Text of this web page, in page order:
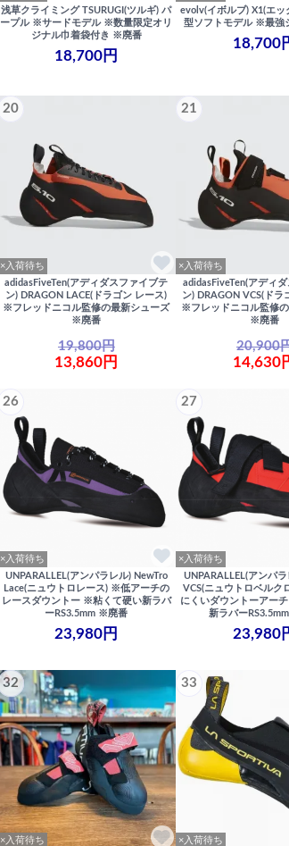
浅草クライミング TSURUGI(ツルギ) パ
ープル ※サードモデル ※数量限定オリ
ジナル巾着袋付き ※廃番
18,700円
evolv(イボルブ) X1(エ
型ソフトモデル ※最強
18,700
20
×入荷待ち
adidasFiveTen(アディダスファイブテ
ン) DRAGON LACE(ドラゴン レース)
※フレッドニコル監修の最新シューズ
※廃番
19,800円
13,860円
21
×入荷待ち
adidasFiveTen(アディ
ン) DRAGON VCS(ドラ
※フレッドニコル監修
※廃番
20,900
14,630
26
×入荷待ち
UNPARALLEL(アンパラレル) NewTro
Lace(ニュウトロレース) ※低アーチの
レースダウントー ※粘くて硬い新ラバ
ーRS3.5mm ※廃番
23,980円
27
×入荷待ち
UNPARALLEL(アンパ
VCS(ニュウトロベルク
にくいダウントーアー
新ラバー
23,980
32
×入荷待ち
33
×入荷待ち